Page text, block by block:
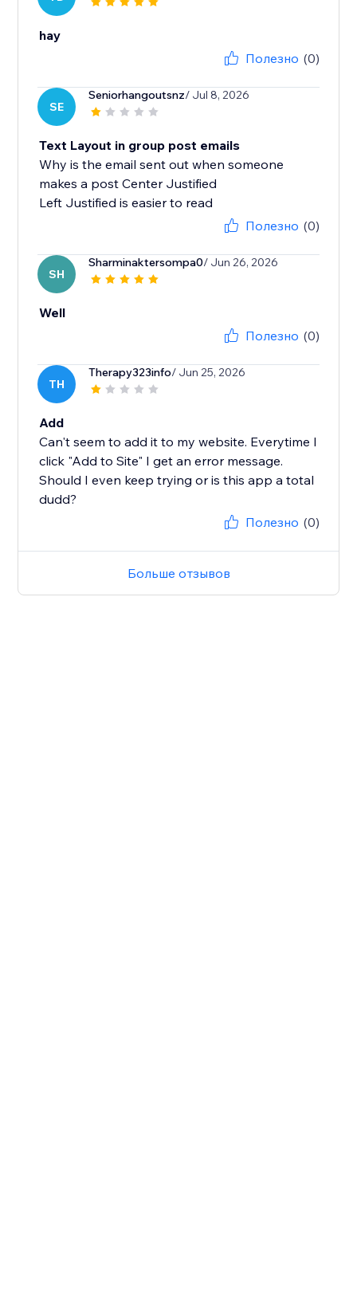
hay
Полезно (0)
SE
Seniorhangoutsnz/ Jul 8, 2026
Text Layout in group post emails
Why is the email sent out when someone
makes a post Center Justified
Left Justified is easier to read
Полезно (0)
SH
Sharminaktersompa0/ Jun 26, 2026
Well
Полезно (0)
TH
Therapy323info/ Jun 25, 2026
Add
Can't seem to add it to my website. Everytime I
click "Add to Site" I get an error message.
Should I even keep trying or is this app a total
dudd?
Полезно (0)
Больше отзывов